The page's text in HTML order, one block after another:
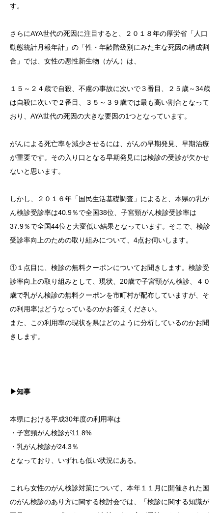
す。
さらにAYA世代の死因に注目すると、２０１８年の厚労省「人口
動態統計月報年計」の「性・年齢階級別にみた主な死因の構成割
合」では、女性の悪性新生物（がん）は、
１５～２４歳で自殺、不慮の事故に次いで３番目、２５歳～34歳
は自殺に次いで２番目、３５～３９歳では最も高い割合となって
おり、AYA世代の死因の大きな要因の1つとなっています。
がんによる死亡率を減少させるには、がんの早期発見、早期治療
が重要です。その入り口となる早期発見には検診の受診が欠かせ
ないと思います。
しかし、２０１６年「国民生活基礎調査」によると、本県の乳が
ん検診受診率は40.9％で全国38位、子宮頸がん検診受診率は
37.9％で全国44位と大変低い結果となっています。そこで、検診
受診率向上のための取り組みについて、4点お伺いします。
①１点目に、検診の無料クーポンについてお聞きします。検診受
診率向上の取り組みとして、現状、20歳で子宮頸がん検診、４０
歳で乳がん検診の無料クーポンを市町村が配布していますが、そ
の利用率はどうなっているのかお答えください。
また、この利用率の現状を県はどのように分析しているのかお聞
きします。
▶知事
本県における平成30年度の利用率は
・子宮頸がん検診が11.8%
・乳がん検診が24.3％
となっており、いずれも低い状況にある。
これら女性のがん検診対策について、本年１１月に開催された国
のがん検診のあり方に関する検討会では、「検診に関する知識が